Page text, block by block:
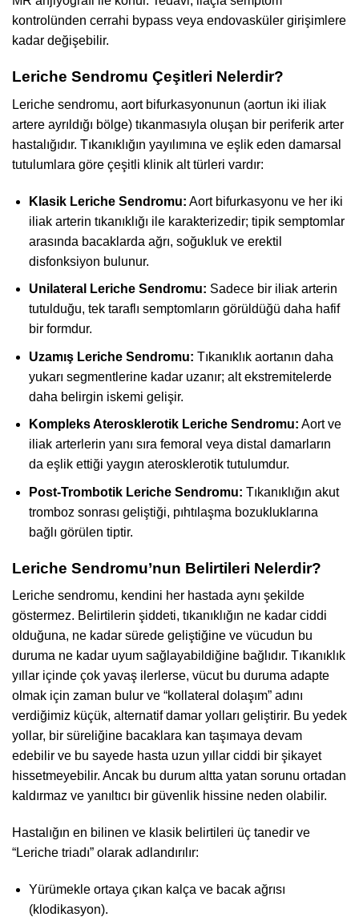
kontrolünden cerrahi bypass veya endovasküler girişimlere
kadar değişebilir.
Leriche Sendromu Çeşitleri Nelerdir?
Leriche sendromu, aort bifurkasyonunun (aortun iki iliak
artere ayrıldığı bölge) tıkanmasıyla oluşan bir periferik arter
hastalığıdır. Tıkanıklığın yayılımına ve eşlik eden damarsal
tutulumlara göre çeşitli klinik alt türleri vardır:
Klasik Leriche Sendromu: Aort bifurkasyonu ve her iki
iliak arterin tıkanıklığı ile karakterizedir; tipik semptomlar
arasında bacaklarda ağrı, soğukluk ve erektil
disfonksiyon bulunur.
Unilateral Leriche Sendromu: Sadece bir iliak arterin
tutulduğu, tek taraflı semptomların görüldüğü daha hafif
bir formdur.
Uzamış Leriche Sendromu: Tıkanıklık aortanın daha
yukarı segmentlerine kadar uzanır; alt ekstremitelerde
daha belirgin iskemi gelişir.
Kompleks Aterosklerotik Leriche Sendromu: Aort ve
iliak arterlerin yanı sıra femoral veya distal damarların
da eşlik ettiği yaygın aterosklerotik tutulumdur.
Post-Trombotik Leriche Sendromu: Tıkanıklığın akut
tromboz sonrası geliştiği, pıhtılaşma bozukluklarına
bağlı görülen tiptir.
Leriche Sendromu’nun Belirtileri Nelerdir?
Leriche sendromu, kendini her hastada aynı şekilde
göstermez. Belirtilerin şiddeti, tıkanıklığın ne kadar ciddi
olduğuna, ne kadar sürede geliştiğine ve vücudun bu
duruma ne kadar uyum sağlayabildiğine bağlıdır. Tıkanıklık
yıllar içinde çok yavaş ilerlerse, vücut bu duruma adapte
olmak için zaman bulur ve “kollateral dolaşım” adını
verdiğimiz küçük, alternatif damar yolları geliştirir. Bu yedek
yollar, bir süreliğine bacaklara kan taşımaya devam
edebilir ve bu sayede hasta uzun yıllar ciddi bir şikayet
hissetmeyebilir. Ancak bu durum altta yatan sorunu ortadan
kaldırmaz ve yanıltıcı bir güvenlik hissine neden olabilir.
Hastalığın en bilinen ve klasik belirtileri üç tanedir ve
“Leriche triadı” olarak adlandırılır:
Yürümekle ortaya çıkan kalça ve bacak ağrısı
(klodikasyon).